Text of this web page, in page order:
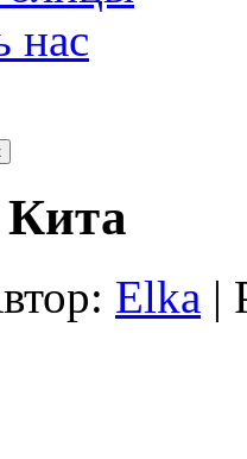
нас
Кита
Elka |